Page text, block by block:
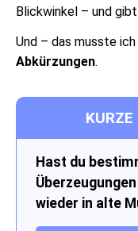
Blickwinkel – und
Und – das musste
Abkürzungen.
KURZE
Hast du
wieder in alte